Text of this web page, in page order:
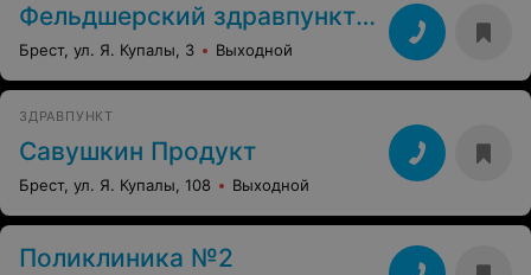
Фельдшерский здравпункт Брестского чулочного комбината
Брест, ул. Я. Купалы, 3 Выходной
ЗДРАВПУНКТ
Савушкин Продукт
Брест, ул. Я. Купалы, 108 Выходной
Поликлиника №2